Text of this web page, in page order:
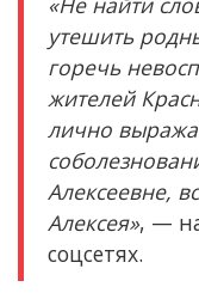
утешить
горечь
жителей
лично
Алексеевне,
Алексея», —
соцсетях.